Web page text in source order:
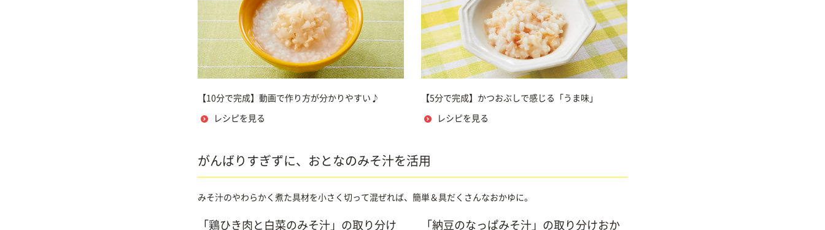
【10分で完成】動画で作り方が分かりやすい♪
レシピを見る
【5分で完成】かつおぶしで感じる「うま味」
レシピを見る
がんばりすぎずに、おとなのみそ汁を活用
みそ汁のやわらかく煮た具材を小さく切って混ぜれば、簡単＆具だくさんなおかゆに。
「鶏ひき肉と白菜のみそ汁」の取り分け
「納豆のなっぱみそ汁」の取り分けおか